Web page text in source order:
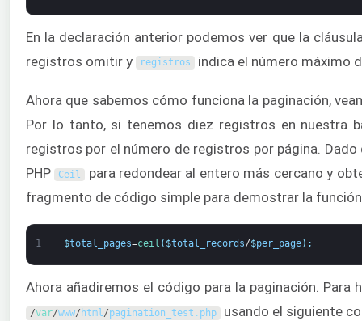
En la declaración anterior podemos ver que la
registros omitir y
registros indica el número máximo
Ahora que sabemos cómo funciona la paginación,
Por lo tanto, si tenemos diez registros en nuestra
registros por el número de registros por página.
PHP Ceil
para redondear al entero más cercano y
fragmento de código simple para demostrar la
1 $total_pages=ceil ( $total_records/$per_page) ;
Ahora añadiremos el código para la paginación. Para
/var/www/ html/pagination_test . php usando el siguiente